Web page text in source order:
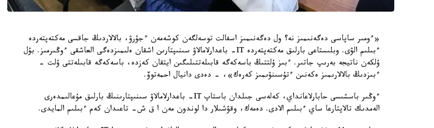
«ءومىر ساپاسى دەگەنىمىز نە؟ ول دەگەنىمىز اسفالت توسەلگەن كوشەمەن ءجۇرۋ، بالالاردىڭ جاقسى مەكتەپتەردە
ءبىلىم الۋى. وبلىستاعى بارلىق مەكتەپتەردە IT- باعدارلامالاۋ سىنىپتارىن اشقان ەلىمىزدەگى العاشقى ءوڭىرمىز. بۇل
ۇلكەن ناتيجە بەرىپ جاتىر. ءبىز ۇلتتىڭ باسەكەگە قابىلەتتىلىگىن ايتقان كەزدە، باسەكەگە قابىلەتتى ۇلت -
ءبىزدىڭ بالالارىمىز ەكەنىن ءتۇسىنۋىمىز كەرەك»، - دەدى دانيال احمەتوۆ.
ءوڭىر باسشىسى حابارلاعانداي، كەلەسى جىلدان باستاپ IT- باعدارلامالاۋ سىنىپتارىنىڭ بارلىق مۇعالىمدەرى
الەمدىك تالاپتارعا ساي ءبىلىم الادى. دەمەك، وقۋشىلار دا لوندون مەن ا ق ش- تاعىدان كەم ءبىلىم المايدى.